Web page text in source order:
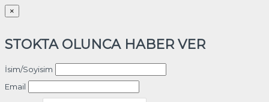
×
STOKTA OLUNCA HABER VER
İsim/Soyisim
Email